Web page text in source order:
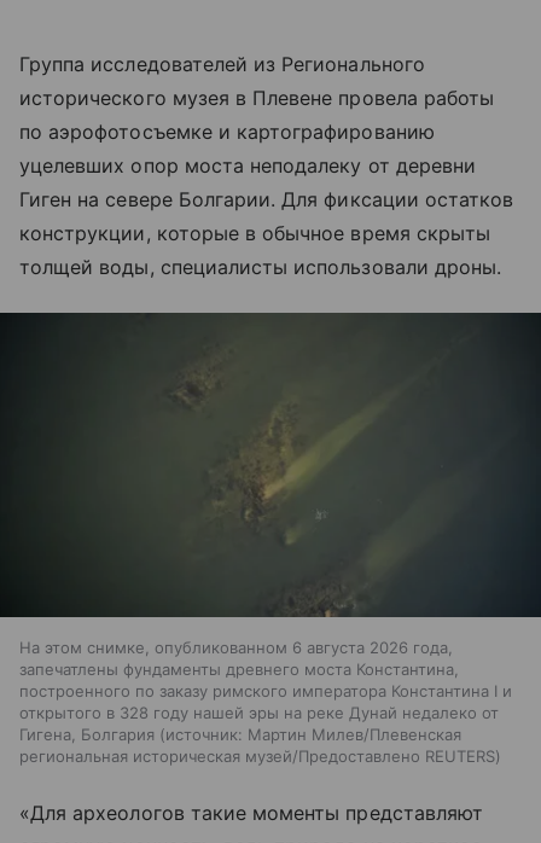
Группа исследователей из Регионального
исторического музея в Плевене провела работы
по аэрофотосъемке и картографированию
уцелевших опор моста неподалеку от деревни
Гиген на севере Болгарии. Для фиксации остатков
конструкции, которые в обычное время скрыты
толщей воды, специалисты использовали дроны.
На этом снимке, опубликованном 6 августа 2026 года,
запечатлены фундаменты древнего моста Константина,
построенного по заказу римского императора Константина I и
открытого в 328 году нашей эры на реке Дунай недалеко от
Гигена, Болгария
источник: Мартин Милев/Плевенская
региональная историческая музей/Предоставлено REUTERS
«Для археологов такие моменты представляют